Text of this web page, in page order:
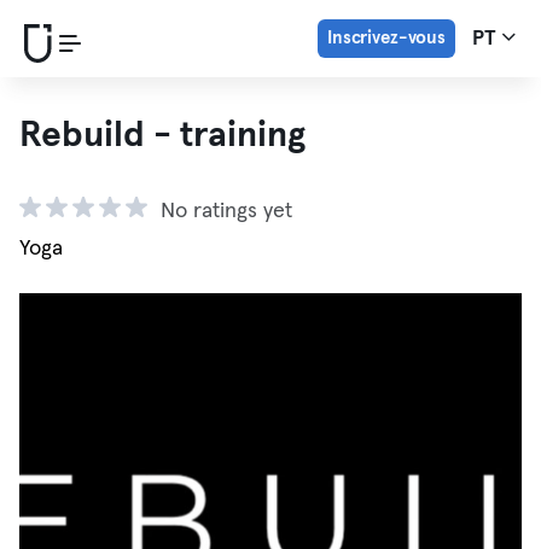
Inscrivez-vous PT
Rebuild - training
No ratings yet
Yoga